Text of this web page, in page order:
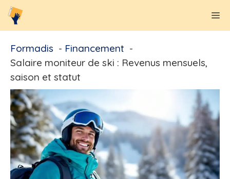
Aller
au
Formadis
Financement
Salaire moniteur de ski : Revenus mensuels,
saison et statut